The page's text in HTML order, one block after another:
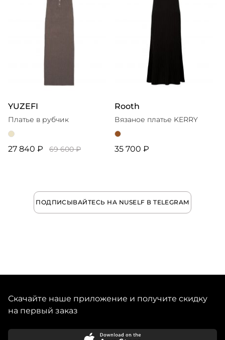
YUZEFI
Платье в рубчик
27 840 ₽ 69 600 ₽
Rooth
Вязаное платье KERRY
35 700 ₽
ПОДПИСЫВАЙТЕСЬ НА NUSELF В TELEGRAM
Скачайте наше приложение и получите скидку
на первый заказ